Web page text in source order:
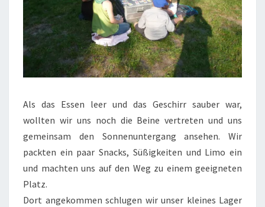
Als das Essen leer und das Geschirr sauber war,
wollten wir uns noch die Beine vertreten und uns
gemeinsam den Sonnenuntergang ansehen. Wir
packten ein paar Snacks, Süßigkeiten und Limo ein
und machten uns auf den Weg zu einem geeigneten
Platz.
Dort angekommen schlugen wir unser kleines Lager